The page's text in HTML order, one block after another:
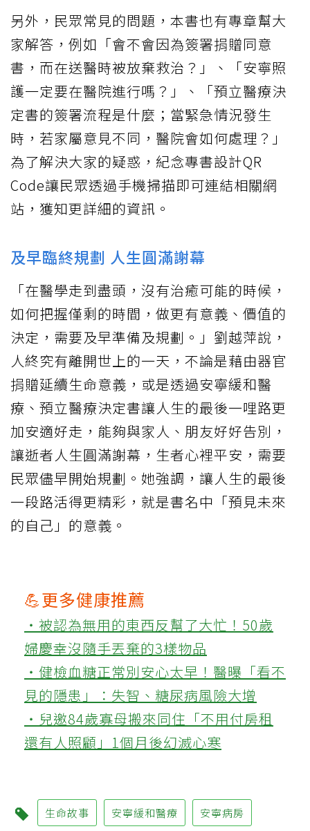
另外，民眾常見的問題，本書也有專章幫大
家解答，例如「會不會因為簽署捐贈同意
書，而在送醫時被放棄救治？」、「安寧照
護一定要在醫院進行嗎？」、「預立醫療決
定書的簽署流程是什麼；當緊急情況發生
時，若家屬意見不同，醫院會如何處理？」
為了解決大家的疑惑，紀念專書設計QR
Code讓民眾透過手機掃描即可連結相關網
站，獲知更詳細的資訊。
及早臨終規劃 人生圓滿謝幕
「在醫學走到盡頭，沒有治癒可能的時候，
如何把握僅剩的時間，做更有意義、價值的
決定，需要及早準備及規劃。」劉越萍說，
人終究有離開世上的一天，不論是藉由器官
捐贈延續生命意義，或是透過安寧緩和醫
療、預立醫療決定書讓人生的最後一哩路更
加安適好走，能夠與家人、朋友好好告別，
讓逝者人生圓滿謝幕，生者心裡平安，需要
民眾儘早開始規劃。她強調，讓人生的最後
一段路活得更精彩，就是書名中「預見未來
的自己」的意義。
💪更多健康推薦
‧被認為無用的東西反幫了大忙！50歲
婦慶幸沒隨手丟棄的3樣物品
‧健檢血糖正常別安心太早！醫曝「看不
見的隱患」：失智、糖尿病風險大增
‧兒邀84歲寡母搬來同住「不用付房租
還有人照顧」1個月後幻滅心寒
生命故事 安寧緩和醫療 安寧病房